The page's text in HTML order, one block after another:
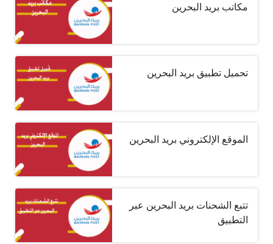
مكاتب بريد البحرين
تحميل تطبيق بريد البحرين
الموقع الإلكتروني بريد البحرين
تتبع الشحنات بريد البحرين عبر
التطبيق